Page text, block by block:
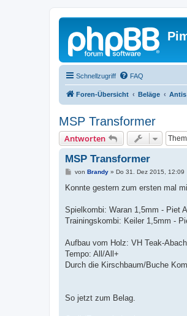
Schnellzugriff FAQ
Foren-Übersicht Beläge
MSP Transformer
Antworten
MSP Transformer
B
i
a
von Brandy» Do 31. Dez 2015, 12:09
Konnte gestern zum ersten mal
Spielkombi: Waran 1,5mm - Piet
Trainingskombi: Keiler 1,5mm -
Aufbau vom Holz: VH Teak-
Tempo: All/All+
Durch die Kirschbaum/Buche
So jetzt zum Belag.